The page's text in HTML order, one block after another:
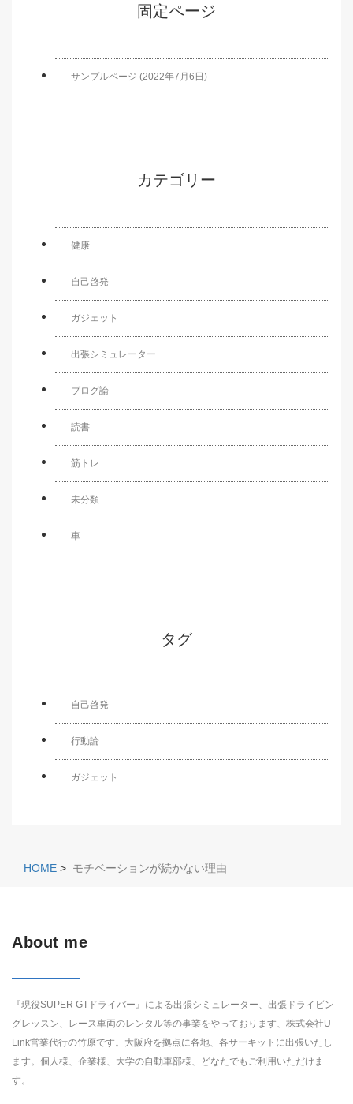
固定ページ
サンプルページ (2022年7月6日)
カテゴリー
健康
自己啓発
ガジェット
出張シミュレーター
ブログ論
読書
筋トレ
未分類
車
タグ
自己啓発
行動論
ガジェット
HOME > モチベーションが続かない理由
About me
『現役SUPER GTドライバー』による出張シミュレーター、出張ドライビン
グレッスン、レース車両のレンタル等の事業をやっております、株式会社U-
Link営業代行の竹原です。大阪府を拠点に各地、各サーキットに出張いたし
ます。個人様、企業様、大学の自動車部様、どなたでもご利用いただけま
す。